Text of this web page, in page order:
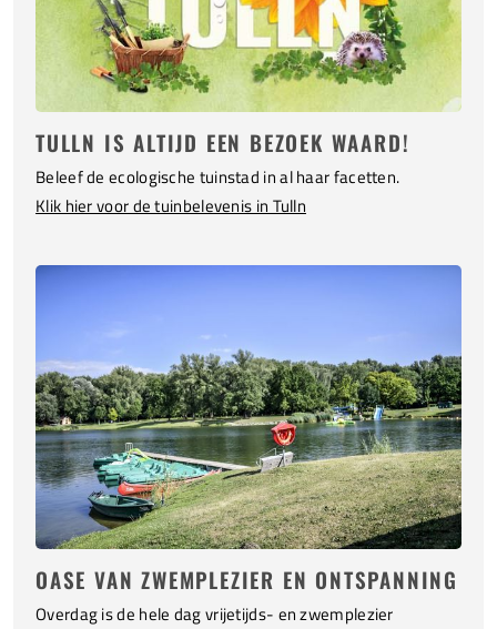
TULLN IS ALTIJD EEN BEZOEK WAARD!
Beleef de ecologische tuinstad in al haar facetten.
Klik hier voor de tuinbelevenis in Tulln
OASE VAN ZWEMPLEZIER EN ONTSPANNING
Overdag is de hele dag vrijetijds- en zwemplezier